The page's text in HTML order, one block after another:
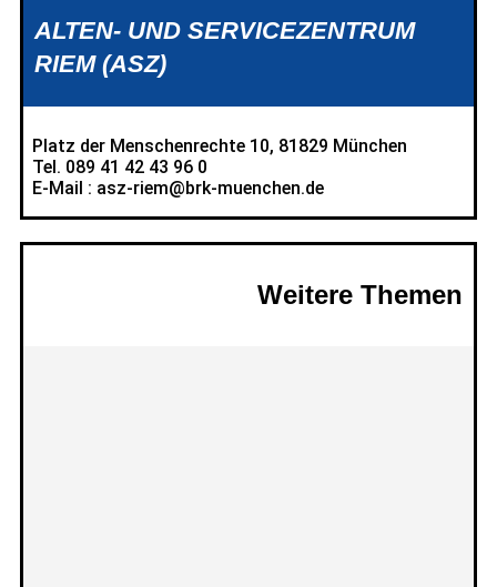
ALTEN- UND SERVICEZENTRUM
RIEM (ASZ)
Platz der Menschenrechte 10, 81829 München
Tel. 089 41 42 43 96 0
E-Mail : asz-riem@brk-muenchen.de
Weitere Themen